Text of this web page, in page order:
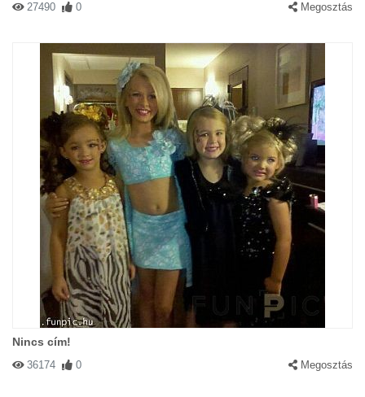
27490 0 Megosztás
Nincs cím!
36174 0 Megosztás